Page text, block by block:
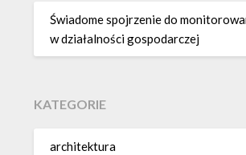
Świadome spojrzenie do
w działalności gospodarczej
KATEGORIE
architektura